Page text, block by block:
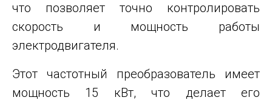
что позволяет точно контролировать
скорость и мощность работы
электродвигателя.
Этот частотный преобразователь имеет
мощность 15 кВт, что делает его